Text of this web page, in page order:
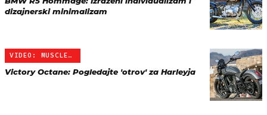
dizajnerski minimalizam
VIDEO: MUSCLE BIKE
Victory Octane: Pogledajte 'otrov' za Harleyja